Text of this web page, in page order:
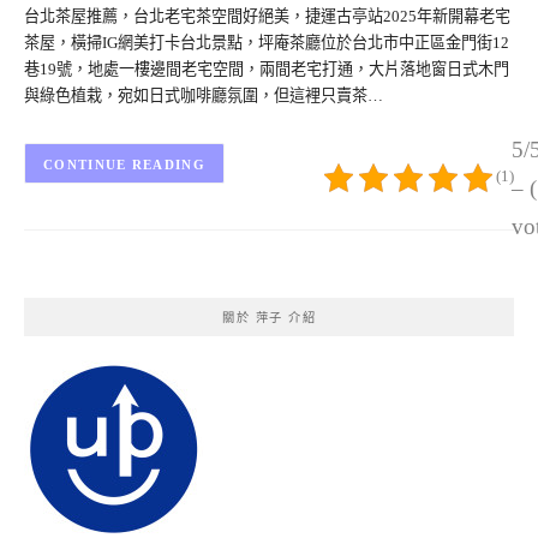
台北茶屋推薦，台北老宅茶空間好絕美，捷運古亭站2025年新開幕老宅
茶屋，橫掃IG網美打卡台北景點，坪庵茶廳位於台北市中正區金門街12
巷19號，地處一樓邊間老宅空間，兩間老宅打通，大片落地窗日式木門
與綠色植栽，宛如日式咖啡廳氛圍，但這裡只賣茶…
5/
–
(1)
CONTINUE READING
關於 萍子 介紹